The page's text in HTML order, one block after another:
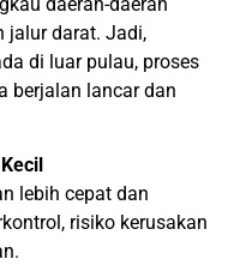
jalur darat. Jadi,
di luar pulau, proses
berjalan lancar dan
lebih cepat dan
risiko kerusakan